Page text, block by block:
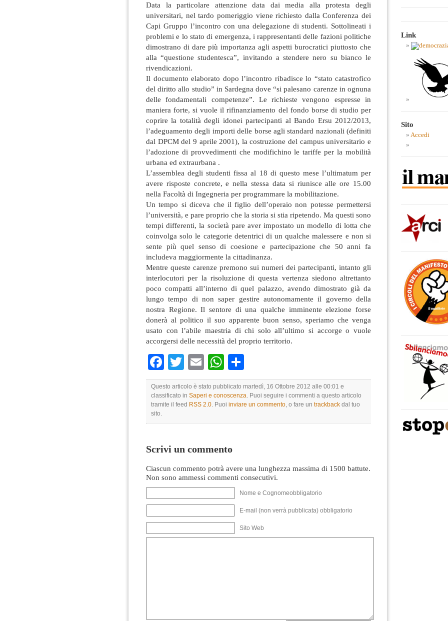
Data la particolare attenzione data dai media alla protesta degli
universitari, nel tardo pomeriggio viene richiesto dalla Conferenza dei
Capi Gruppo l’incontro con una delegazione di studenti. Sottolineati i
problemi e lo stato di emergenza, i rappresentanti delle fazioni politiche
dimostrano di dare più importanza agli aspetti burocratici piuttosto che
alla “questione studentesca”, invitando a stendere nero su bianco le
rivendicazioni.
Il documento elaborato dopo l’incontro ribadisce lo “stato catastrofico
del diritto allo studio” in Sardegna dove “si palesano carenze in ognuna
delle fondamentali competenze”. Le richieste vengono espresse in
maniera forte, si vuole il rifinanziamento del fondo borse di studio per
coprire la totalità degli idonei partecipanti al Bando Ersu 2012/2013,
l’adeguamento degli importi delle borse agli standard nazionali (definiti
dal DPCM del 9 aprile 2001), la costruzione del campus universitario e
l’adozione di provvedimenti che modifichino le tariffe per la mobilità
urbana ed extraurbana .
L’assemblea degli studenti fissa al 18 di questo mese l’ultimatum per
avere risposte concrete, e nella stessa data si riunisce alle ore 15.00
nella Facoltà di Ingegneria per programmare la mobilitazione.
Un tempo si diceva che il figlio dell’operaio non potesse permettersi
l’università, e pare proprio che la storia si stia ripetendo. Ma questi sono
tempi differenti, la società pare aver impostato un modello di lotta che
coinvolga solo le categorie detentrici di un qualche malessere e non si
sente più quel senso di coesione e partecipazione che 50 anni fa
includeva maggiormente la cittadinanza.
Mentre queste carenze premono sui numeri dei partecipanti, intanto gli
interlocutori per la risoluzione di questa vertenza siedono altrettanto
poco compatti all’interno di quel palazzo, avendo dimostrato già da
lungo tempo di non saper gestire autonomamente il governo della
nostra Regione. Il sentore di una qualche imminente elezione forse
donerà al politico il suo apparente buon senso, speriamo che venga
usato con l’abile maestria di chi solo all’ultimo si accorge o vuole
accorgersi delle necessità del proprio territorio.
Facebook
TwitterEmailWhatsApp
Questo articolo è stato pubblicato martedì, 16 Ottobre 2012 alle 00:01 e
classificato in Saperi e conoscenza. Puoi seguire i commenti a questo articolo
tramite il feed RSS 2.0. Puoi inviare un commento, o fare un trackback dal tuo
sito.
Scrivi un commento
Ciascun commento potrà avere una lunghezza massima di 1500 battute.
Non sono ammessi commenti consecutivi.
Nome e Cognomeobbligatorio
E-mail (non verrà pubblicata) obbligatorio
Sito Web
Link
Sito
Accedi